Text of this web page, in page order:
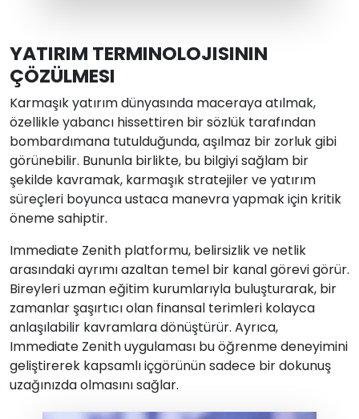
YATIRIM TERMINOLOJISININ
ÇÖZÜLMESI
Karmaşık yatırım dünyasında maceraya atılmak,
özellikle yabancı hissettiren bir sözlük tarafından
bombardımana tutulduğunda, aşılmaz bir zorluk gibi
görünebilir. Bununla birlikte, bu bilgiyi sağlam bir
şekilde kavramak, karmaşık stratejiler ve yatırım
süreçleri boyunca ustaca manevra yapmak için kritik
öneme sahiptir.
Immediate Zenith platformu, belirsizlik ve netlik
arasındaki ayrımı azaltan temel bir kanal görevi görür.
Bireyleri uzman eğitim kurumlarıyla buluşturarak, bir
zamanlar şaşırtıcı olan finansal terimleri kolayca
anlaşılabilir kavramlara dönüştürür. Ayrıca,
Immediate Zenith uygulaması bu öğrenme deneyimini
geliştirerek kapsamlı içgörünün sadece bir dokunuş
uzağınızda olmasını sağlar.